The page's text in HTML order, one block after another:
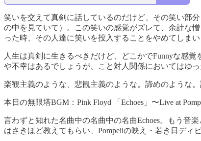
笑いを交えて真剣に話しているのだけど、その笑い部
の中を見ていて）。この笑いの感覚がズレて、余計な
った時、その人達に笑いを投入することをやめてしま
人生は真剣に生きるべきだけど、どこかでFunnyな感
や不幸はあるでしょうが、こと対人関係においてはゆ
楽観主義のような、悲観主義のような。諦めのような
本日の無限塔BGM：Pink Floyd 「Echoes」〜Live at
言わずと知れた名曲中の名曲中の名曲Echoes。もう音
はさきほど教えてもらい、Pompeiiの映え・若き日ディ